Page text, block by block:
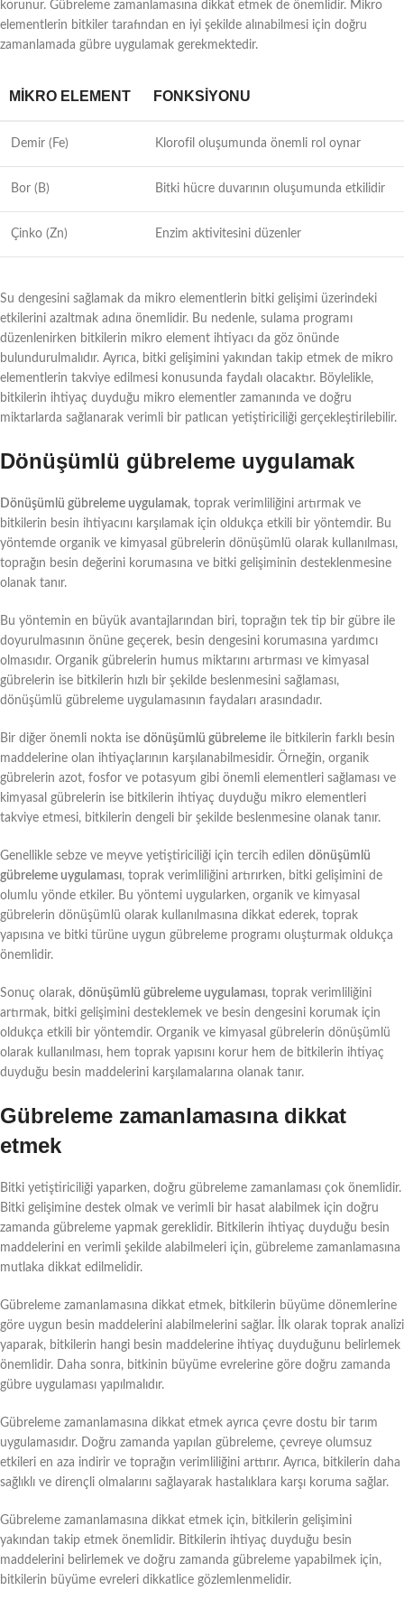
korunur. Gübreleme zamanlamasına dikkat etmek de önemlidir. Mikro
elementlerin bitkiler tarafından en iyi şekilde alınabilmesi için doğru
zamanlamada gübre uygulamak gerekmektedir.
MIKRO ELEMENT FONKSIYONU
Demir (Fe) Klorofil oluşumunda önemli rol oynar
Bor (B) Bitki hücre duvarının oluşumunda etkilidir
Çinko (Zn) Enzim aktivitesini düzenler
Su dengesini sağlamak da mikro elementlerin bitki gelişimi üzerindeki
etkilerini azaltmak adına önemlidir. Bu nedenle, sulama programı
düzenlenirken bitkilerin mikro element ihtiyacı da göz önünde
bulundurulmalıdır. Ayrıca, bitki gelişimini yakından takip etmek de mikro
elementlerin takviye edilmesi konusunda faydalı olacaktır. Böylelikle,
bitkilerin ihtiyaç duyduğu mikro elementler zamanında ve doğru
miktarlarda sağlanarak verimli bir patlıcan yetiştiriciliği gerçekleştirilebilir.
Dönüşümlü gübreleme uygulamak
Dönüşümlü gübreleme uygulamak, toprak verimliliğini artırmak ve
bitkilerin besin ihtiyacını karşılamak için oldukça etkili bir yöntemdir. Bu
yöntemde organik ve kimyasal gübrelerin dönüşümlü olarak kullanılması,
toprağın besin değerini korumasına ve bitki gelişiminin desteklenmesine
olanak tanır.
Bu yöntemin en büyük avantajlarından biri, toprağın tek tip bir gübre ile
doyurulmasının önüne geçerek, besin dengesini korumasına yardımcı
olmasıdır. Organik gübrelerin humus miktarını artırması ve kimyasal
gübrelerin ise bitkilerin hızlı bir şekilde beslenmesini sağlaması,
dönüşümlü gübreleme uygulamasının faydaları arasındadır.
Bir diğer önemli nokta ise dönüşümlü gübreleme ile bitkilerin farklı besin
maddelerine olan ihtiyaçlarının karşılanabilmesidir. Örneğin, organik
gübrelerin azot, fosfor ve potasyum gibi önemli elementleri sağlaması ve
kimyasal gübrelerin ise bitkilerin ihtiyaç duyduğu mikro elementleri
takviye etmesi, bitkilerin dengeli bir şekilde beslenmesine olanak tanır.
Genellikle sebze ve meyve yetiştiriciliği için tercih edilen dönüşümlü
gübreleme uygulaması, toprak verimliliğini artırırken, bitki gelişimini de
olumlu yönde etkiler. Bu yöntemi uygularken, organik ve kimyasal
gübrelerin dönüşümlü olarak kullanılmasına dikkat ederek, toprak
yapısına ve bitki türüne uygun gübreleme programı oluşturmak oldukça
önemlidir.
Sonuç olarak, dönüşümlü gübreleme uygulaması, toprak verimliliğini
artırmak, bitki gelişimini desteklemek ve besin dengesini korumak için
oldukça etkili bir yöntemdir. Organik ve kimyasal gübrelerin dönüşümlü
olarak kullanılması, hem toprak yapısını korur hem de bitkilerin ihtiyaç
duyduğu besin maddelerini karşılamalarına olanak tanır.
Gübreleme zamanlamasına dikkat
etmek
Bitki yetiştiriciliği yaparken, doğru gübreleme zamanlaması çok önemlidir.
Bitki gelişimine destek olmak ve verimli bir hasat alabilmek için doğru
zamanda gübreleme yapmak gereklidir. Bitkilerin ihtiyaç duyduğu besin
maddelerini en verimli şekilde alabilmeleri için, gübreleme zamanlamasına
mutlaka dikkat edilmelidir.
Gübreleme zamanlamasına dikkat etmek, bitkilerin büyüme dönemlerine
göre uygun besin maddelerini alabilmelerini sağlar. İlk olarak toprak analizi
yaparak, bitkilerin hangi besin maddelerine ihtiyaç duyduğunu belirlemek
önemlidir. Daha sonra, bitkinin büyüme evrelerine göre doğru zamanda
gübre uygulaması yapılmalıdır.
Gübreleme zamanlamasına dikkat etmek ayrıca çevre dostu bir tarım
uygulamasıdır. Doğru zamanda yapılan gübreleme, çevreye olumsuz
etkileri en aza indirir ve toprağın verimliliğini arttırır. Ayrıca, bitkilerin daha
sağlıklı ve dirençli olmalarını sağlayarak hastalıklara karşı koruma sağlar.
Gübreleme zamanlamasına dikkat etmek için, bitkilerin gelişimini
yakından takip etmek önemlidir. Bitkilerin ihtiyaç duyduğu besin
maddelerini belirlemek ve doğru zamanda gübreleme yapabilmek için,
bitkilerin büyüme evreleri dikkatlice gözlemlenmelidir.